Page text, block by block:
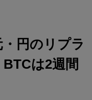
円のリプラ
は2週間